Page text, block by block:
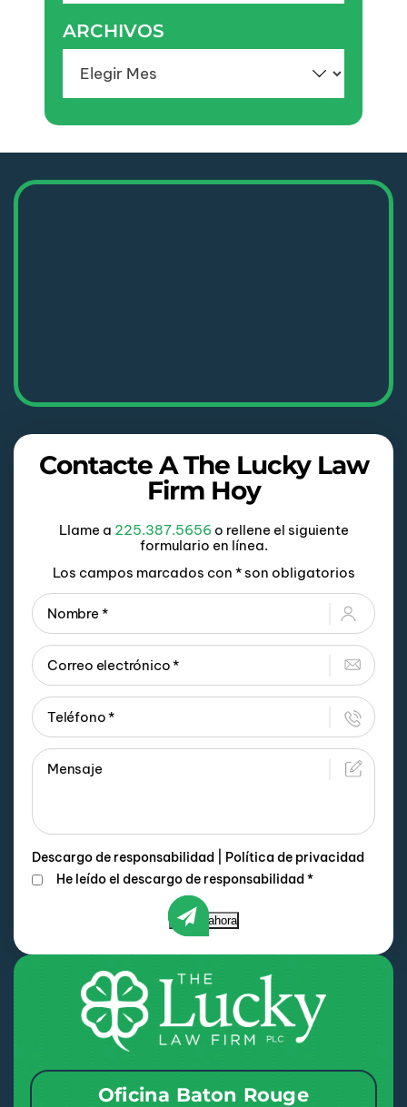
ARCHIVOS
Contacte A The Lucky Law
Firm Hoy
Llame a 225.387.5656 o rellene el siguiente
formulario en línea.
Los campos marcados con * son obligatorios
Descargo de responsabilidad
Política de privacidad
He leído el descargo de responsabilidad *
Enviar ahora
Oficina Baton Rouge